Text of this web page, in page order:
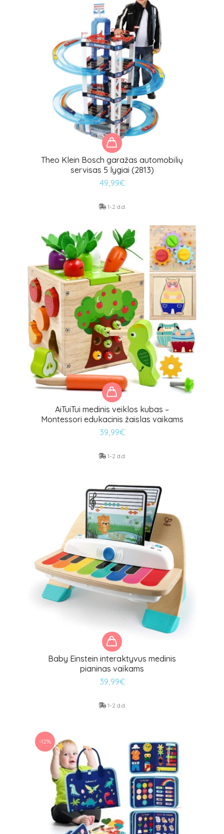
Theo Klein Bosch garažas automobilių
servisas 5 lygiai (2813)
49,99€
1-2 d.d.
AiTuiTui medinis veiklos kubas –
Montessori edukacinis žaislas vaikams
39,99€
1-2 d.d.
Baby Einstein interaktyvus medinis
pianinas vaikams
39,99€
1-2 d.d.
-12%